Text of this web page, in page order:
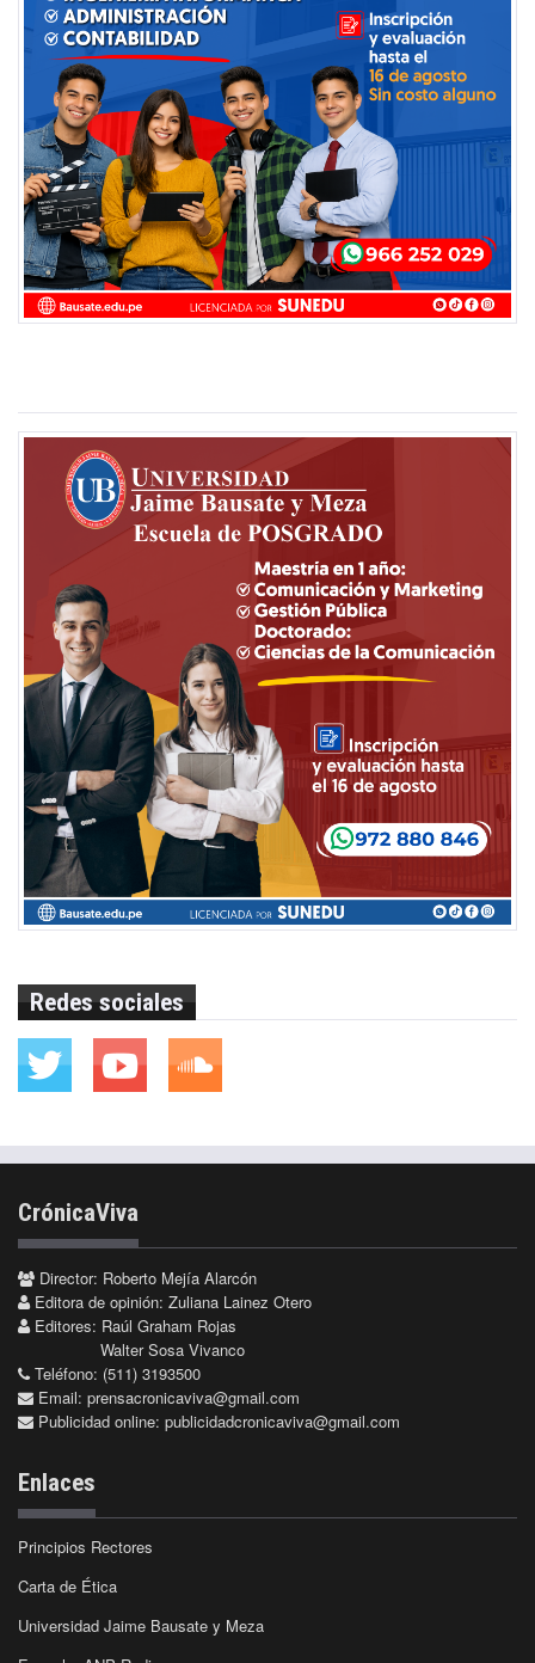
Redes sociales
CrónicaViva
Director: Roberto Mejía Alarcón
Editora de opinión: Zuliana Lainez Otero
Editores: Raúl Graham Rojas
Walter Sosa Vivanco
Teléfono: (511) 3193500
Email: prensacronicaviva@gmail.com
Publicidad online: publicidadcronicaviva@gmail.com
Enlaces
Principios Rectores
Carta de Ética
Universidad Jaime Bausate y Meza